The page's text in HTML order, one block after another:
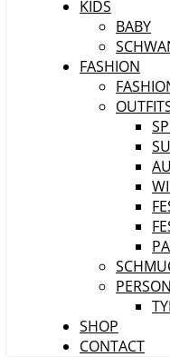
KIDS
BABY
FASHION
SHOP
CONTACT